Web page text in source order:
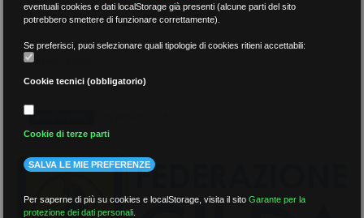
La Gilda degli Insegnanti vince a Bari
Il Tribunale condanna la DS di Altamura per condotta
antisindacale
eventuali cookies e dati localStorage già presenti (alcune parti del sito
potrebbero smettere di funzionare correttamente).
Se preferisci, puoi selezionare quali tipologie di cookies ritieni accettabili:
Cookie tecnici (obbligatorio)
Cookie di terze parti
SALVA LE MIE PREFERENZE
Per saperne di più su cookies e localStorage, visita il sitoGarante per la
protezione dei dati personali